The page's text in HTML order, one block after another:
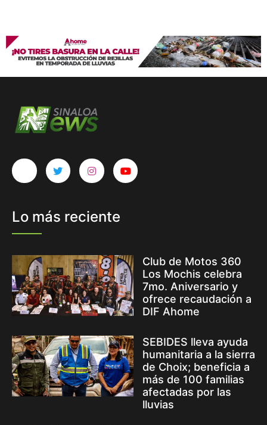
Lo más reciente
Club de Motos 360
Los Mochis celebra
7mo. Aniversario y
ofrece recaudación a
DIF Ahome
SEBIDES lleva ayuda
humanitaria a la sierra
de Choix; beneficia a
más de 100 familias
afectadas por las
lluvias